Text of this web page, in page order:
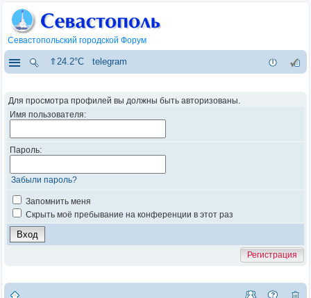
Севастопольский городской Форум
⇑24.2°C telegram
Для просмотра профилей вы должны быть авторизованы.
Имя пользователя:
Пароль:
Забыли пароль?
Запомнить меня
Скрыть моё пребывание на конференции в этот раз
Регистрация